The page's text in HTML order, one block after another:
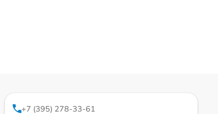
+7 (395) 278-33-61